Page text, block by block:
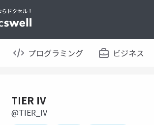
プログラミング ビジネス
TIER IV
@TIER_IV